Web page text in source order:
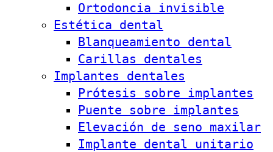
Ortodoncia invisible
Estética dental
Blanqueamiento dental
Carillas dentales
Implantes dentales
Prótesis sobre implantes
Puente sobre implantes
Elevación de seno maxilar
Implante dental unitario